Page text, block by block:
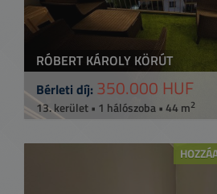
RÓBERT KÁROLY KÖRÚT
Bérleti díj: 350.000 HUF
13. kerület • 1 hálószoba • 44 m2